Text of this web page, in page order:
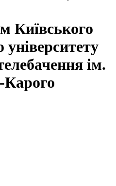
Київського
університету
ім.